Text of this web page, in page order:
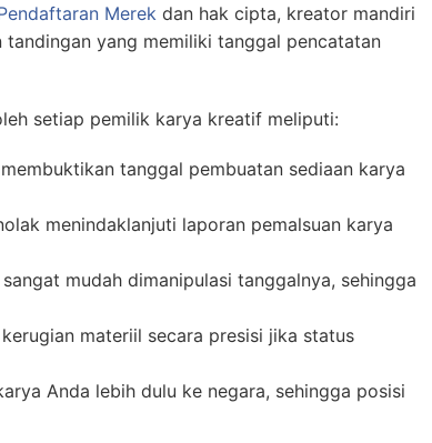
Merek dan hak cipta, kreator mandiri
yang memiliki tanggal pencatatan
setiap pemilik karya kreatif meliputi:
tanggal pembuatan sediaan karya
menindaklanjuti laporan pemalsuan karya
mudah dimanipulasi tanggalnya, sehingga
materiil secara presisi jika status
Anda lebih dulu ke negara, sehingga posisi